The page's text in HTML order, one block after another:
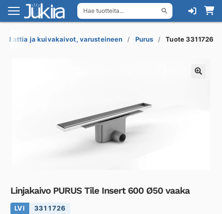
Hae tuotteita...
Siirry
navigointiin
Siirry
sisältöön
Lattia ja kuivakaivot, varusteineen Purus Tuote 3311726
Linjakaivo PURUS Tile Insert 600 Ø50 vaaka
LVI 3311726